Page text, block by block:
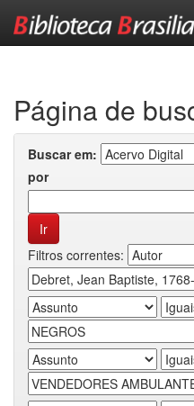
Página de
Buscar em:
por
Filtros correntes: